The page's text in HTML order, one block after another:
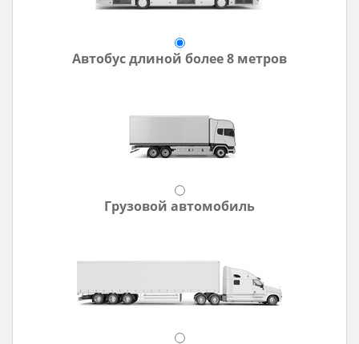
Автобус длиной более 8 метров
Грузовой автомобиль